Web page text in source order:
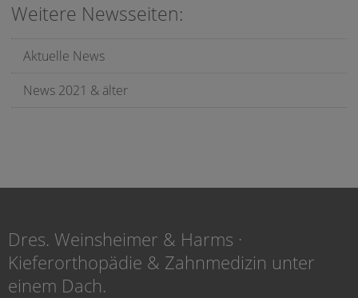
Weitere Newsseiten:
Aktuelle News
News 2021 & älter
Dres. Weinsheimer & Harms ·
Kieferorthopädie & Zahnmedizin unter
einem Dach.